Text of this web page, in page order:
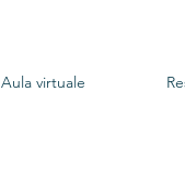
Aula virtuale